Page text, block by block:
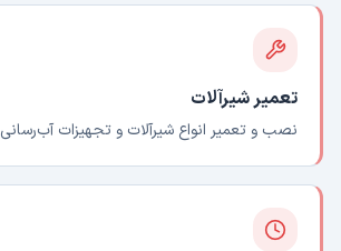
تعمیر شیرآلات
نصب و تعمیر انواع شیرآلات و تجهیزات آب‌رسانی